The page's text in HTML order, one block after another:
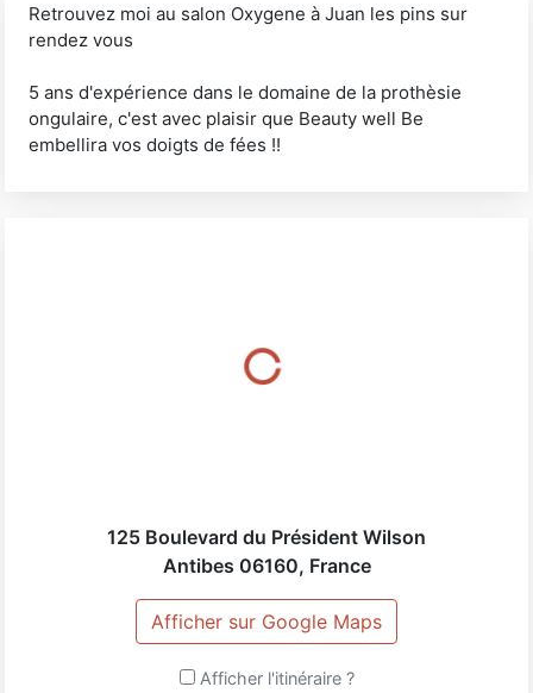
Retrouvez moi au salon Oxygene à Juan les pins sur
rendez vous
5 ans d'expérience dans le domaine de la prothèsie
ongulaire, c'est avec plaisir que Beauty well Be
embellira vos doigts de fées !!
125 Boulevard du Président Wilson
Antibes 06160, France
Afficher sur Google Maps
Afficher l'itinéraire ?